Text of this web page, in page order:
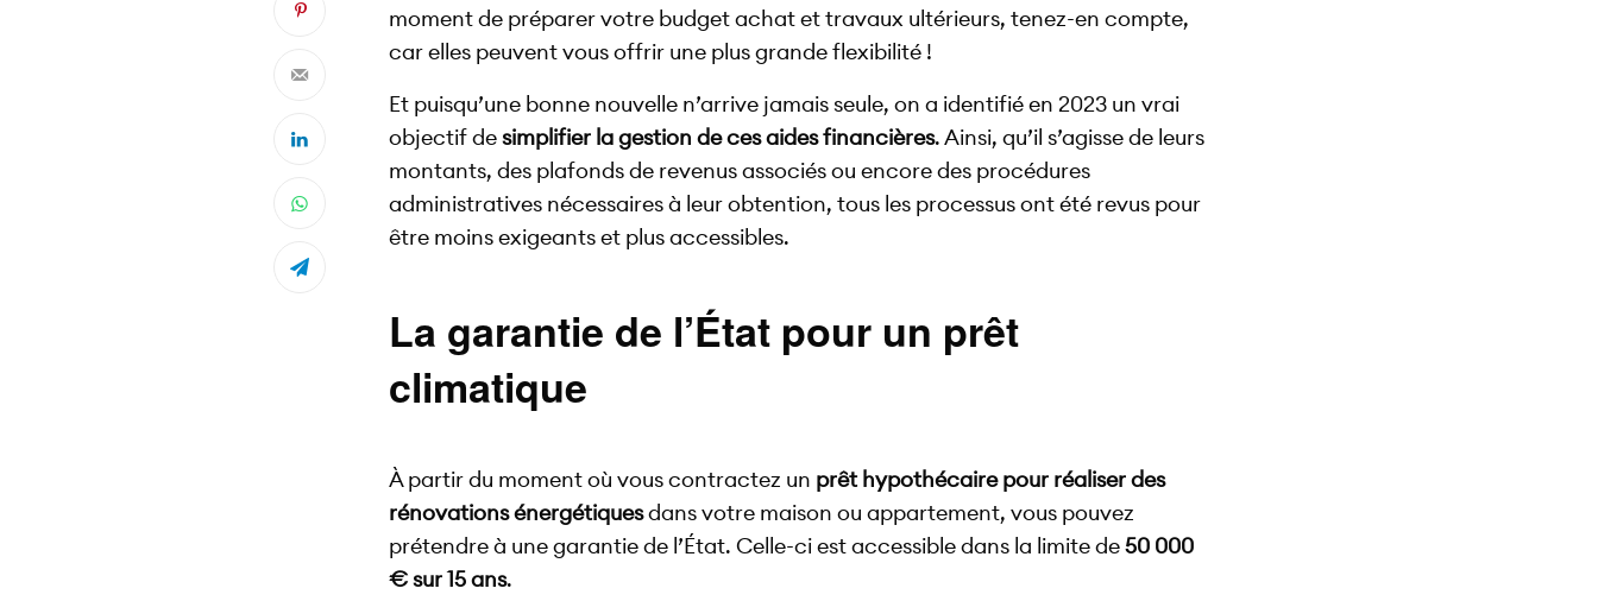
moment de préparer votre budget achat et travaux ultérieurs, tenez-en compte,
car elles peuvent vous offrir une plus grande flexibilité !
Et puisqu’une bonne nouvelle n’arrive jamais seule, on a identifié en 2023 un vrai
objectif desimplifier la gestion de ces aides financières. Ainsi, qu’il s’agisse de leurs
montants, des plafonds de revenus associés ou encore des procédures
administratives nécessaires à leur obtention, tous les processus ont été revus pour
être moins exigeants et plus accessibles.
La garantie de l’État pour un prêt
climatique
À partir du moment où vous contractez un prêt hypothécaire pour réaliser des
rénovations énergétiquesdans votre maison ou appartement, vous pouvez
prétendre à une garantie de l’État. Celle-ci est accessible dans la limite de50 000
€ sur 15 ans.